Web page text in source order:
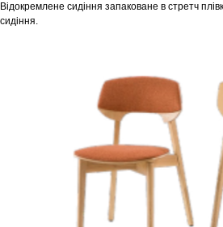
Відокремлене сидіння запаковане в стретч
сидіння.